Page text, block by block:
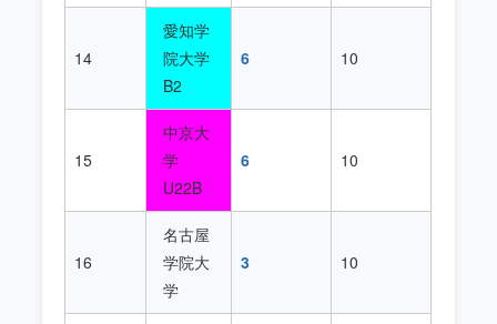
14
愛知学
院大学
B2
6 10
15
中京大
学
U22B
6 10
16
名古屋
学院大
学
3 10